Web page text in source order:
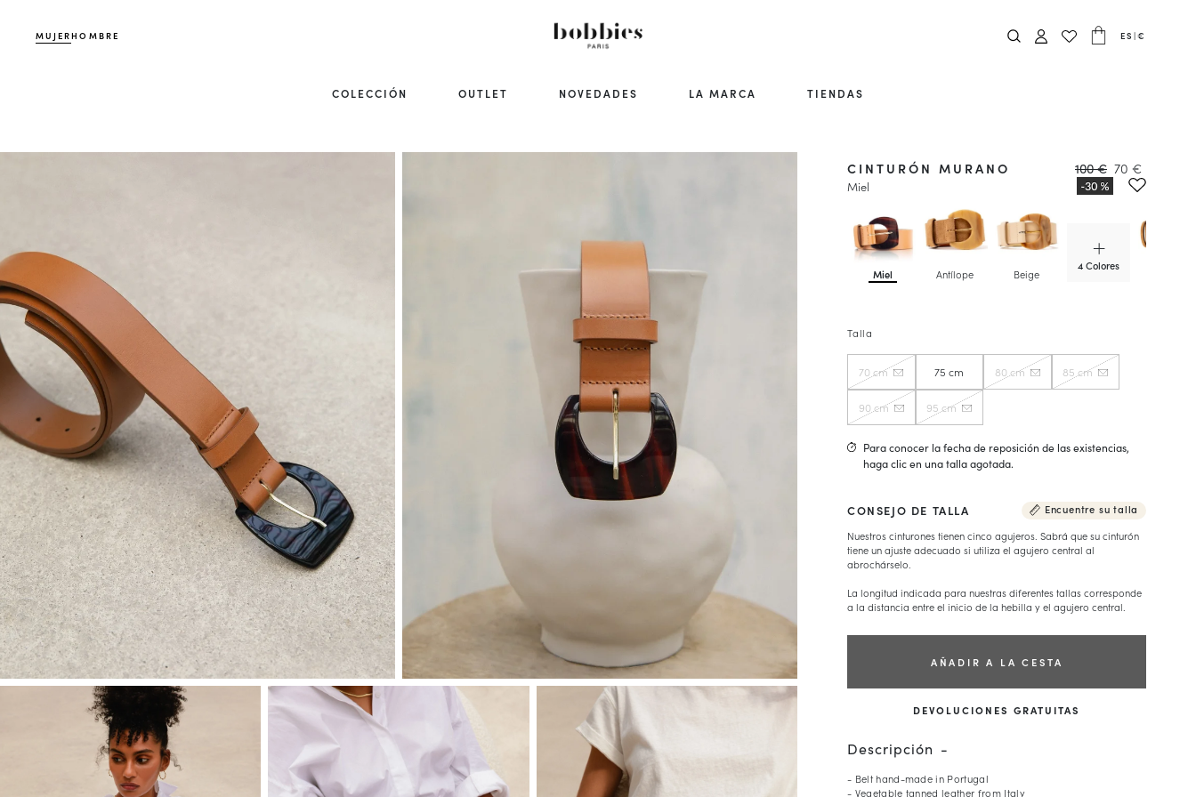
MUJERHOMBRE ES |€
COLECCIÓN OUTLET NOVEDADES LA MARCA TIENDAS
Miel Antílope Beige
4 Colores
CINTURÓN MURANO
Miel
100 € 70 €
Talla
70 cm 75 cm 80 cm 85 cm
90 cm 95 cm
Para conocer la fecha de reposición de las existencias,
haga clic en una talla agotada.
CONSEJO DE TALLA
Encuentre su talla
Nuestros cinturones tienen cinco agujeros. Sabrá que su cinturón
tiene un ajuste adecuado si utiliza el agujero central al
abrochárselo.
La longitud indicada para nuestras diferentes tallas corresponde
a la distancia entre el inicio de la hebilla y el agujero central.
AÑADIR A LA CESTA
DEVOLUCIONES GRATUITAS
Descripción
- Belt hand-made in Portugal
- Vegetable tanned leather from Italy